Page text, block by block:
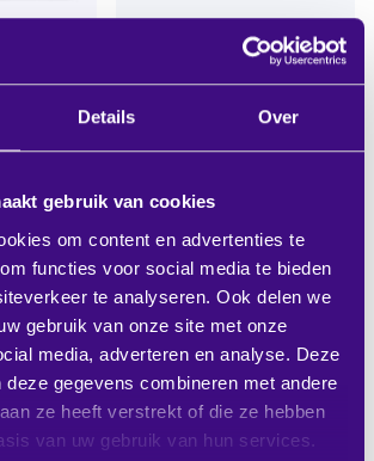
Details Over
gebruik van cookies
om content en advertenties te
functies voor social media te bieden
te analyseren. Ook delen we
gebruik van onze site met onze
media, adverteren en analyse. Deze
deze gegevens combineren met andere
ze heeft verstrekt of die ze hebben
van uw gebruik van hun services.
3-7
HomeScreen 166x256cm
MW 16:10
€ 689,00
verwachte levertijd 3-7
werkdagen